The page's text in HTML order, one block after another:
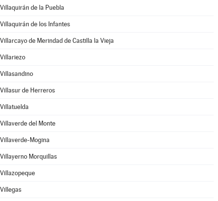
Villaquirán de la Puebla
Villaquirán de los Infantes
Villarcayo de Merindad de Castilla la Vieja
Villariezo
Villasandino
Villasur de Herreros
Villatuelda
Villaverde del Monte
Villaverde-Mogina
Villayerno Morquillas
Villazopeque
Villegas